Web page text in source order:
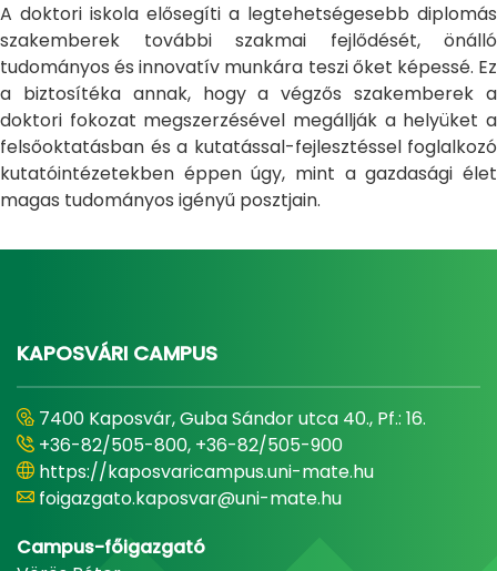
A doktori iskola elősegíti a legtehetségesebb diplomás
szakemberek további szakmai fejlődését, önálló
tudományos és innovatív munkára teszi őket képessé. Ez
a biztosítéka annak, hogy a végzős szakemberek a
doktori fokozat megszerzésével megállják a helyüket a
felsőoktatásban és a kutatással-fejlesztéssel foglalkozó
kutatóintézetekben éppen úgy, mint a gazdasági élet
magas tudományos igényű posztjain.
KAPOSVÁRI CAMPUS
7400 Kaposvár, Guba Sándor utca 40., Pf.: 16.
+36-82/505-800, +36-82/505-900
https://kaposvaricampus.uni-mate.hu
foigazgato.kaposvar@uni-mate.hu
Campus-főigazgató